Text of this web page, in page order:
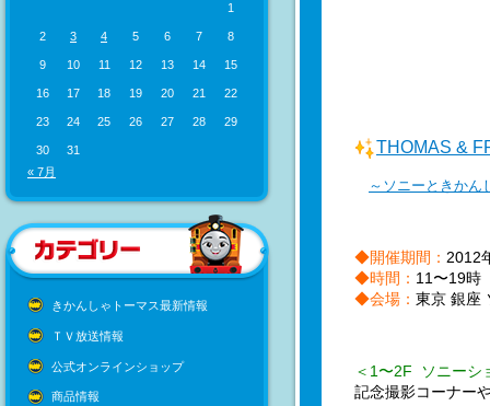
1
2 3 4 5 6 7 8
9 10 11 12 13 14 15
16 17 18 19 20 21 22
23 24 25 26 27 28 29
30
31
« 7月
きかんしゃトーマス最新情報
ＴＶ放送情報
公式オンラインショップ
商品情報
THOMAS &
～ソニーときかん
◆開催期間： 2012
◆時間： 11〜19時
◆会場： 東京 銀座
＜1〜2F ソニーシ
記念撮影コーナー